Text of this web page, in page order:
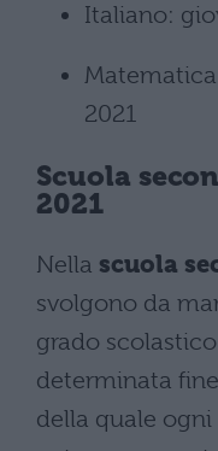
Italiano:
2021
Scuola
2021
Nella scuola
svolgono da
grado
determinata
della quale